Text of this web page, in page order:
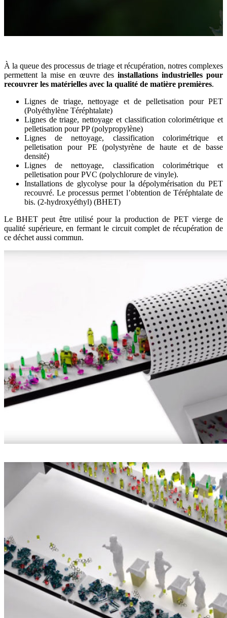
À la queue des processus de triage et récupération, notres complexes
permettent la mise en œuvre des installations industrielles pour
recouvrer les matérielles avec la qualité de matière premières.
Lignes de triage, nettoyage et de pelletisation pour PET
(Polyéthylène Téréphtalate)
Lignes de triage, nettoyage et classification colorimétrique et
pelletisation pour PP (polypropylène)
Lignes de nettoyage, classification colorimétrique et
pelletisation pour PE (polystyrène de haute et de basse
densité)
Lignes de nettoyage, classification colorimétrique et
pelletisation pour PVC (polychlorure de vinyle).
Installations de glycolyse pour la dépolymérisation du PET
recouvré. Le processus permet l’obtention de Téréphtalate de
bis. (2-hydroxyéthyl) (BHET)
Le BHET peut être utilisé pour la production de PET vierge de
qualité supérieure, en fermant le circuit complet de récupération de
ce déchet aussi commun.